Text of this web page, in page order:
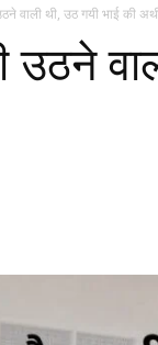
वाली थी, उठ गयी भाई की
उठने